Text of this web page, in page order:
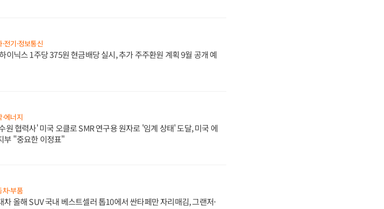
·전기·정보통신
이닉스 1주당 375원 현금배당 실시, 추가 주주환원 계획 9월 공개 예
에너지
원 협력사' 미국 오클로 SMR 연구용 원자로 '임계 상태' 도달, 미국 에
부 "중요한 이정표"
·부품
차 올해 SUV 국내 베스트셀러 톱10에서 싼타페만 자리매김, 그랜저·